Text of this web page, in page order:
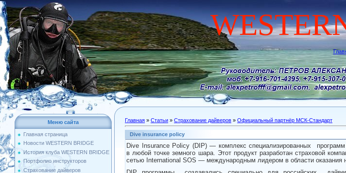
Меню сайта
Главная страница
Новости WESTERN BRIDGE
История клуба WESTERN BRIDGE
Портфолио инструкторов
Страхование дайверов
Главная » Статьи » Страхование дайверов » Официальный партнёр МСК-Стандарт
Dive insurance policy
Dive Insurance Policy (DIP) — комплекс специализированных
в любой точке земного шара. Этот продукт разработан страховой
сетью International SOS — международным лидером в области оказания